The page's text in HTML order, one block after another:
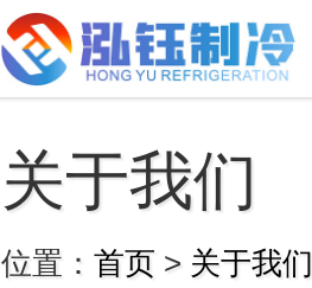
关于我们
位置： 首页 > 关于我们